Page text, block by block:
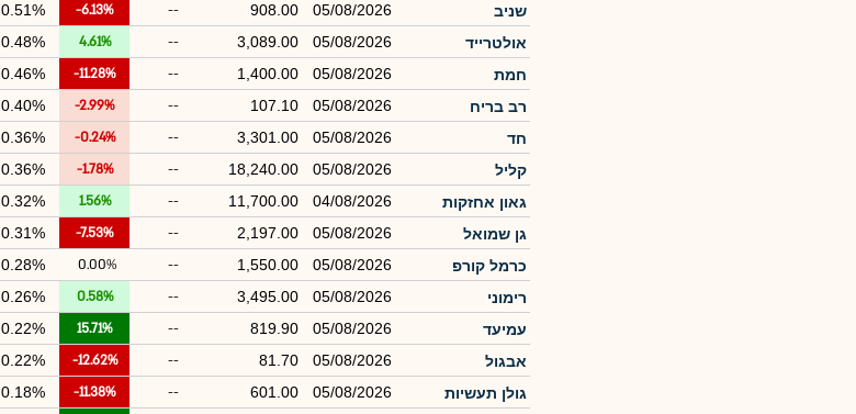
שניב
05/08/2026
908.00
--
-6.13%
0.51%
אולטרייד
05/08/2026
3,089.00
--
4.61%
0.48%
חמת
05/08/2026
1,400.00
--
-11.28%
0.46%
רב בריח
05/08/2026
107.10
--
-2.99%
0.40%
חד
05/08/2026
3,301.00
--
-0.24%
0.36%
קליל
05/08/2026
18,240.00
--
-1.78%
0.36%
גאון אחזקות
04/08/2026
11,700.00
--
1.56%
0.32%
גן שמואל
05/08/2026
2,197.00
--
-7.53%
0.31%
כרמל קורפ
05/08/2026
1,550.00
--
0.00%
0.28%
רימוני
05/08/2026
3,495.00
--
0.58%
0.26%
עמיעד
05/08/2026
819.90
--
15.71%
0.22%
אבגול
05/08/2026
81.70
--
-12.62%
0.22%
גולן תעשיות
05/08/2026
601.00
--
-11.38%
0.18%